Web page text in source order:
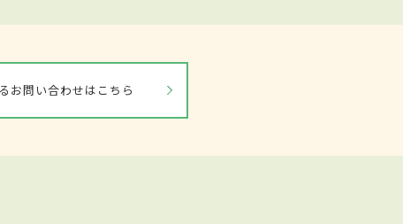
お問い合わせはこちら